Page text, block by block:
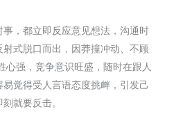
事，都立即反应意见想法，沟通时
式脱口而出，因莽撞冲动、不顾
心强，竞争意识旺盛，随时在跟人
觉得受人言语态度挑衅，引发己
就要反击。